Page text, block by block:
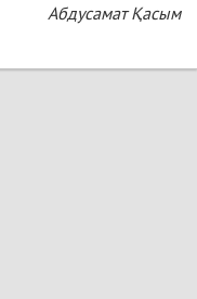
Абдусамат Қасым